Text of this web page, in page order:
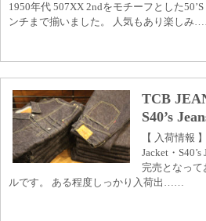
1950年代 507XX 2ndをモチーフとした
ンチまで揃いました。 人気もあり楽しみ
TCB
S40’s
【 入荷情報
Jacket・
完売となっ
ルです。 ある程度しっかり入荷出……